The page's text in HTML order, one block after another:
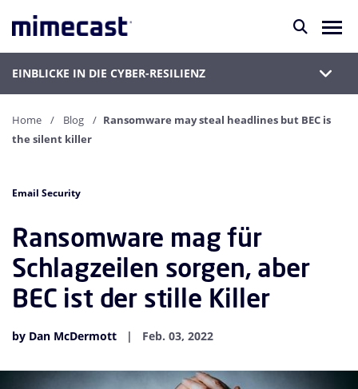
EINBLICKE IN DIE CYBER-RESILIENZ
Home Blog
Ransomware may steal headlines but BEC is
the silent killer
Email Security
Ransomware mag für
Schlagzeilen sorgen, aber
BEC ist der stille Killer
by Dan McDermott Feb. 03, 2022